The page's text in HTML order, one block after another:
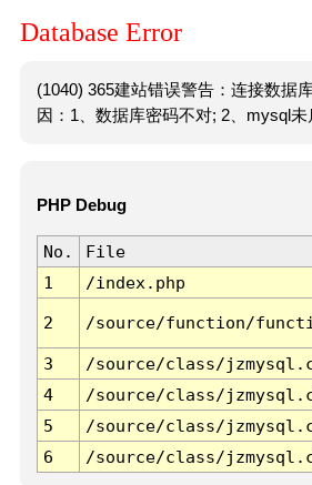
Database Error
(1040) 365建站错误警告：连接数据
因：1、数据库密码不对; 2、mysql未
PHP Debug
No. File
1
/index.php
2 /source/function/
3 /source/class/
4
/source/class/
5
/source/class/
6
/source/class/